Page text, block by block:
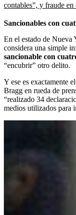
contables”, y fraude en
Sancionables con
En el estado de Nueva
considera una simple
sancionable con
“encubrir” otro delito.
Y ese es exactamente
Bragg en rueda de
“realizado 34
medios utilizados para